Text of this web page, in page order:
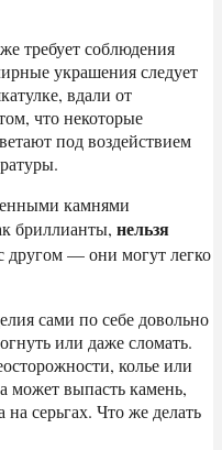
требует соблюдения
украшения следует
вдали от
что некоторые
под воздействием
камнями
бриллианты, нельзя
другом — они могут легко
сами по себе довольно
или даже сломать.
колье или
может выпасть камень,
на серьгах. Что же делать